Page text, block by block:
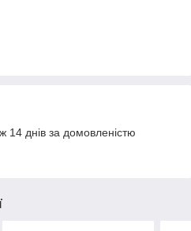
14 днів за домовленістю